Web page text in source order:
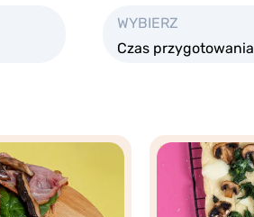
WYBIERZ
Czas przygotowania